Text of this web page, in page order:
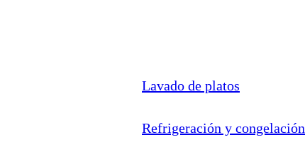
Lavado de platos
Refrigeración y congelación